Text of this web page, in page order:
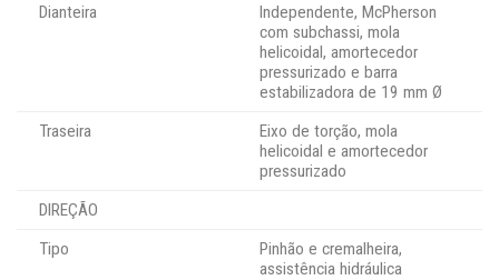
Dianteira
Independente, McPherson
com subchassi, mola
helicoidal, amortecedor
pressurizado e barra
estabilizadora de 19 mm Ø
Traseira
Eixo de torção, mola
helicoidal e amortecedor
pressurizado
DIREÇÃO
Tipo
Pinhão e cremalheira,
assistência hidráulica